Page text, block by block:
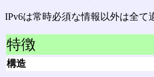
IPv6は常時必須な情報以外は全て
特徴
構造